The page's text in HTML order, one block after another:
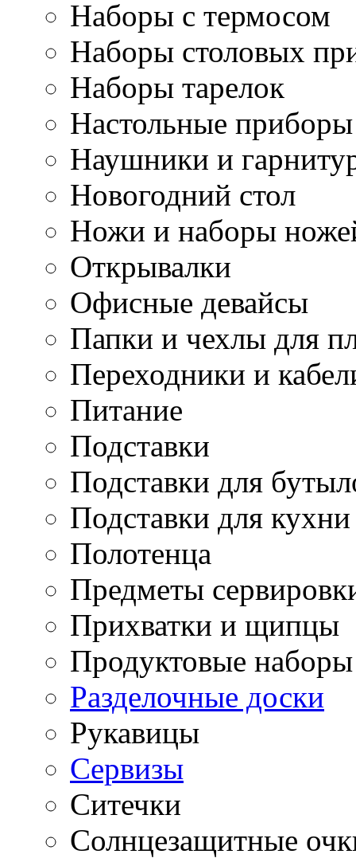
Наборы с термосом
Наборы столовых
Наборы тарелок
Настольные приборы
Наушники и
Новогодний стол
Ножи и наборы
Открывалки
Офисные девайсы
Папки и чехлы для
Переходники и
Питание
Подставки
Подставки для
Подставки для кухни
Полотенца
Предметы
Прихватки и щипцы
Продуктовые наборы
Разделочные доски
Рукавицы
Сервизы
Ситечки
Солнцезащитные